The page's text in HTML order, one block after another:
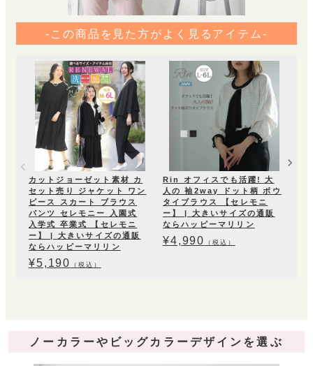
-この商品を見た方がよく見るアイテム-
カットジョーゼット素材 カ
セット売り ジャケット ワン
ピース スカート ブラウス
パンツ セレモニー 入園式
入学式 卒業式 【セレモニ
ー】 | 大きいサイズの通販
ならハッピーマリリン
¥5,190 （税込）
Rin オフィスでも活躍! 大
人の 袖2way ドット柄 ボウ
タイブラウス 【セレモニ
ー】 | 大きいサイズの通販
ならハッピーマリリン
¥4,990 （税込）
ノーカラーやビッグカラーデザインを選ぶ